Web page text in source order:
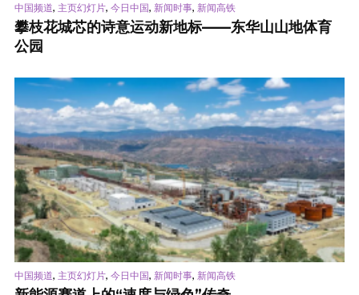
中国频道, 主页幻灯片, 今日中国, 新闻时事, 新闻高铁
攀枝花城芯的诗意运动新地标——东华山山地体育
公园
中国频道, 主页幻灯片, 今日中国, 新闻时事, 新闻高铁